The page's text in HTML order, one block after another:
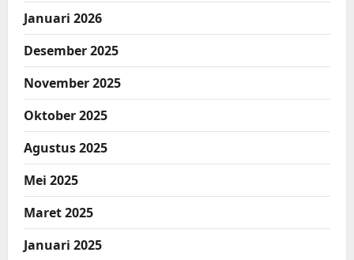
Januari 2026
Desember 2025
November 2025
Oktober 2025
Agustus 2025
Mei 2025
Maret 2025
Januari 2025